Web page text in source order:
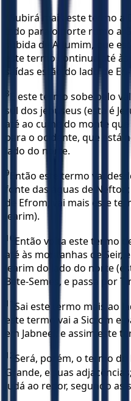
Subirá mais este termo a
indo para o norte rumo a
subida de Adumim, que
este termo continua até
saídas estão do lado de En-
8
E este termo sobe pelo
sul dos jebuseus (esta é
até ao cume do monte
para o ocidente, que está
lado do norte.
9
Então este termo vai
fonte das águas de
de Efrom; vai mais este
Jearim).
10 Então volta este termo
até às montanhas de Seir,
Jearim do lado do norte
Bete-Semes, e passa por
11
Sai este termo mais ao
este termo vai a Sicrom e
em Jabneel; e assim este
12 Será, porém, o termo
Grande, e suas
Judá ao redor, segundo as